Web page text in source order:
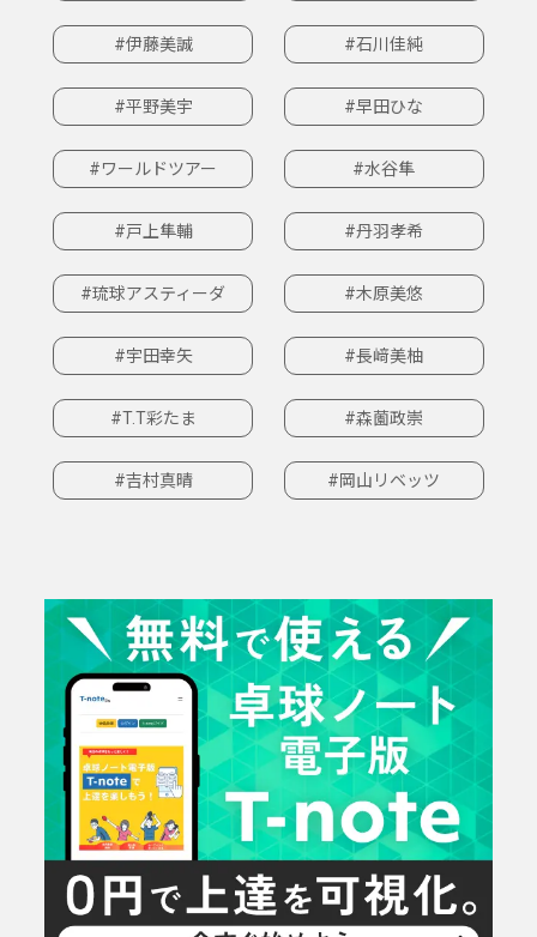
#伊藤美誠 #石川佳純
#平野美宇 #早田ひな
#ワールドツアー #水谷隼
#戸上隼輔 #丹羽孝希
#琉球アスティーダ #木原美悠
#宇田幸矢 #長﨑美柚
#T.T彩たま #森薗政崇
#吉村真晴 #岡山リベッツ